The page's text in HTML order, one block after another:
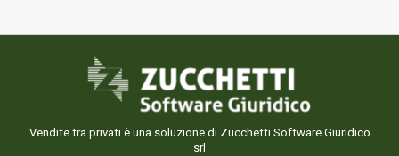
Vendite tra privati è una soluzione di Zucchetti Software Giuridico
srl